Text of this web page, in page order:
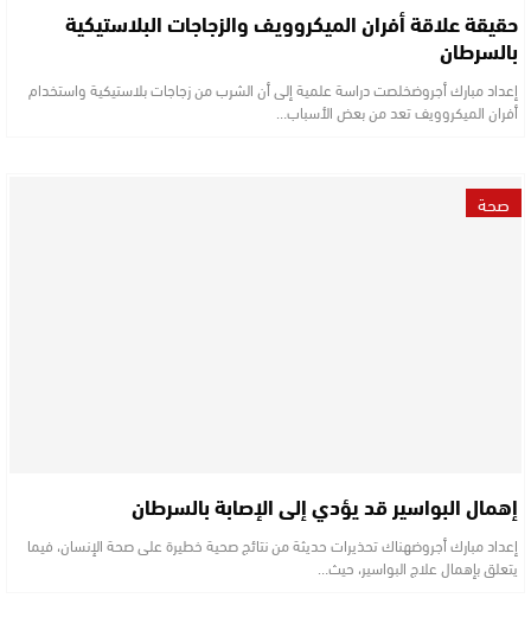
حقيقة علاقة أفران الميكروويف والزجاجات البلاستيكية
بالسرطان
إعداد مبارك أجروضخلصت دراسة علمية إلى أن الشرب من زجاجات بلاستيكية واستخدام
أفران الميكروويف تعد من بعض الأسباب…
صحة
إهمال البواسير قد يؤدي إلى الإصابة بالسرطان
إعداد مبارك أجروضهناك تحذيرات حديثة من نتائج صحية خطيرة على صحة الإنسان، فيما
يتعلق بإهمال علاج البواسير، حيث…